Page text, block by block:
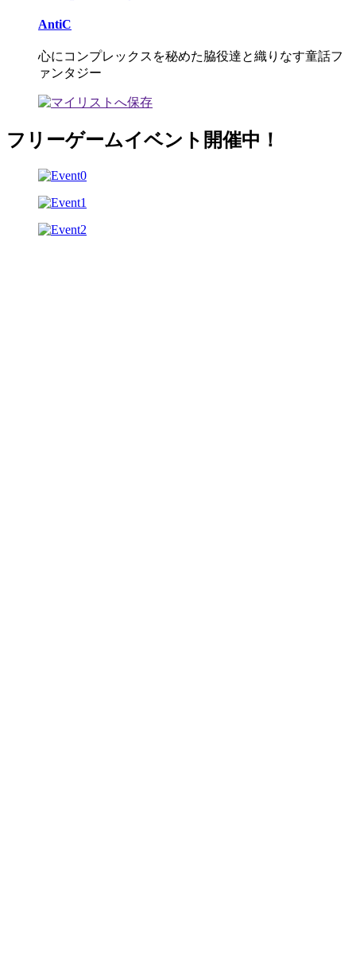
AntiC
心にコンプレックスを秘めた脇役達と織りなす童話フ
ァンタジー
フリーゲームイベント開催中！